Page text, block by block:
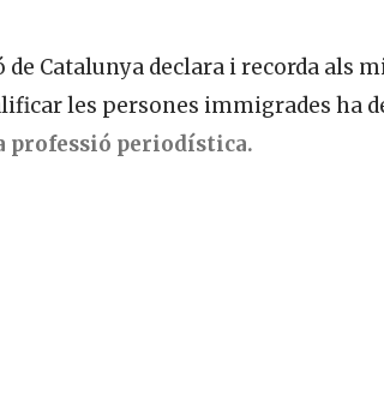
Catalunya declara i recorda als
les persones immigrades ha
professió periodística.